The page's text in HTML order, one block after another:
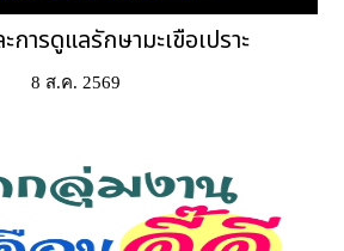
การดูแลรักษามะเขือเปราะ
8 ส.ค. 2569